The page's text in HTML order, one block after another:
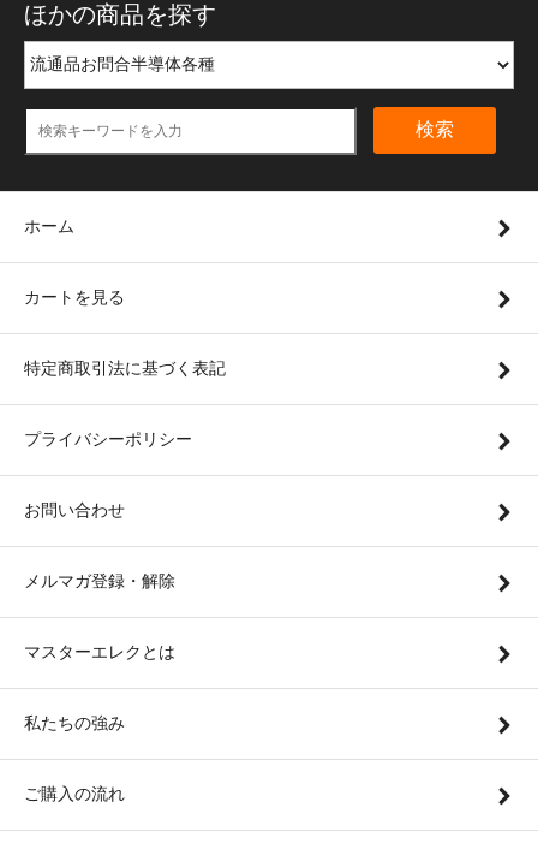
ほかの商品を探す
検索
ホーム
カートを見る
特定商取引法に基づく表記
プライバシーポリシー
お問い合わせ
メルマガ登録・解除
マスターエレクとは
私たちの強み
ご購入の流れ